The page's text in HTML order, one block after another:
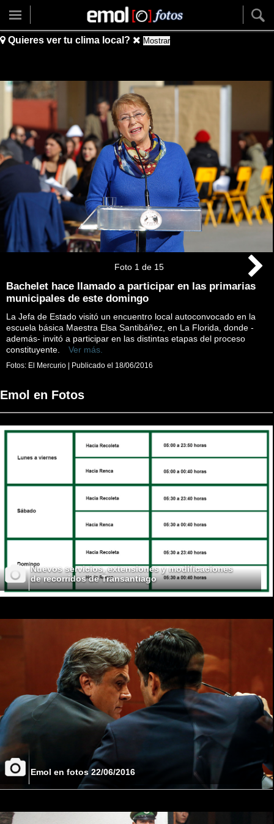
Quieres ver tu clima local? Mostrar
Foto 1 de 15
Bachelet hace llamado a participar en las primarias
municipales de este domingo
La Jefa de Estado visitó un encuentro local autoconvocado en la
escuela básica Maestra Elsa Santibáñez, en La Florida, donde -
además- invitó a participar en las distintas etapas del proceso
constituyente.
Ver más.
Fotos: El Mercurio | Publicado el 18/06/2016
Emol en Fotos
Nuevos servicios, extensiones y modificaciones
de recorridos de Transantiago
Emol en fotos 22/06/2016